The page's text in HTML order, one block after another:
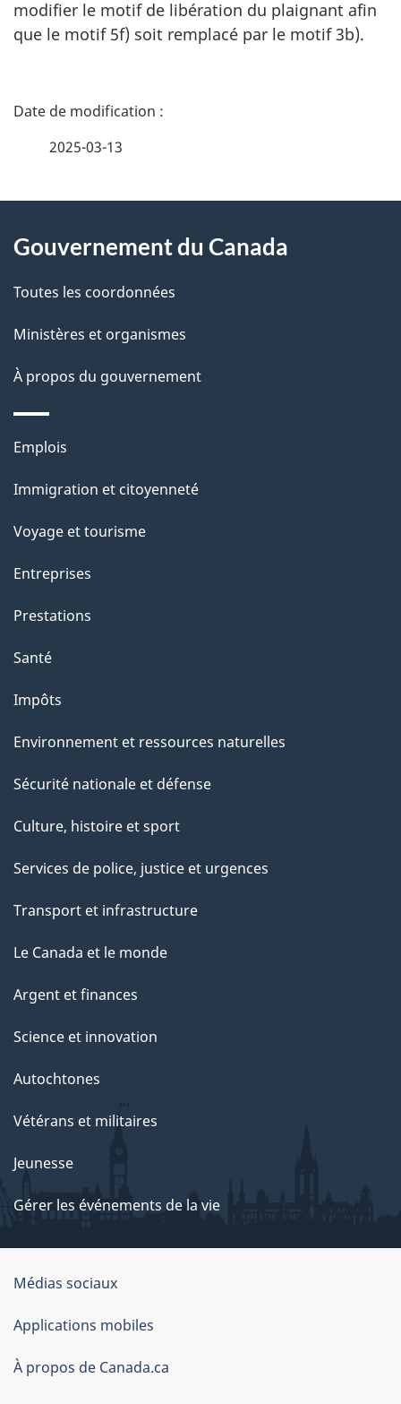
modifier le motif de libération du plaignant afin
que le motif 5f) soit remplacé par le motif 3b).
D
i
l
s
d
e
l
a
p
a
g
e
2025-03-13
propos
de
ce
site
Gouvernement du Canada
Toutes les coordonnées
Ministères et organismes
À propos du gouvernement
Thèmes
sujets
Emplois
Immigration et citoyenneté
Voyage et tourisme
Entreprises
Prestations
Santé
Impôts
Environnement et ressources naturelles
Sécurité nationale et défense
Culture, histoire et sport
Services de police, justice et urgences
Transport et infrastructure
Le Canada et le monde
Argent et finances
Science et innovation
Autochtones
Vétérans et militaires
Jeunesse
Gérer les événements de la vie
Organisation
du
gouvernement
du
Médias sociaux
Applications mobiles
À propos de Canada.ca